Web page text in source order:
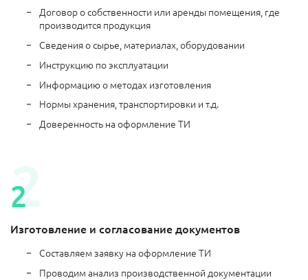
Договор о собственности или аренды помещения, где
производится продукция
Сведения о сырье, материалах, оборудовании
Инструкцию по эксплуатации
Информацию о методах изготовления
Нормы хранения, транспортировки и т.д.
Доверенность на оформление ТИ
Изготовление и согласование документов
Составляем заявку на оформление ТИ
Проводим анализ производственной документации